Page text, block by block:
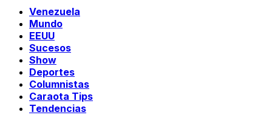
Venezuela
Mundo
EEUU
Sucesos
Show
Deportes
Columnistas
Caraota Tips
Tendencias